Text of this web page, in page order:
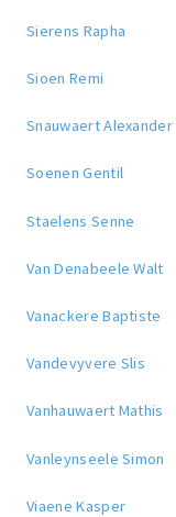
Sierens Rapha
Sioen Remi
Snauwaert Alexander
Soenen Gentil
Staelens Senne
Van Denabeele Walt
Vanackere Baptiste
Vandevyvere Slis
Vanhauwaert Mathis
Vanleynseele Simon
Viaene Kasper